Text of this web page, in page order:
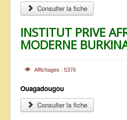
Consulter la fiche
INSTITUT PRIVE
MODERNE
Affichages : 5376
Ouagadougou
Consulter la fiche